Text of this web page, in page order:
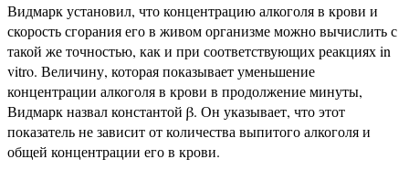
Видмарк установил, что концентрацию алкоголя в крови и
скорость сгорания его в живом организме можно вычислить с
такой же точностью, как и при соответствующих реакциях in
vitro. Величину, которая показывает уменьшение
концентрации алкоголя в крови в продолжение минуты,
Видмарк назвал константой β. Он указывает, что этот
показатель не зависит от количества выпитого алкоголя и
общей концентрации его в крови.